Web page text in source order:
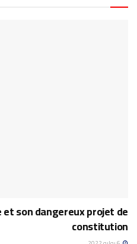
et son dangereux projet de
constitution